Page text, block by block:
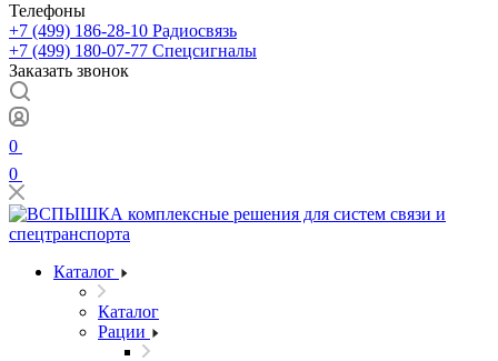
Телефоны
+7 (499) 186-28-10 Радиосвязь
+7 (499) 180-07-77 Спецсигналы
Заказать звонок
0
0
Каталог
Каталог
Рации